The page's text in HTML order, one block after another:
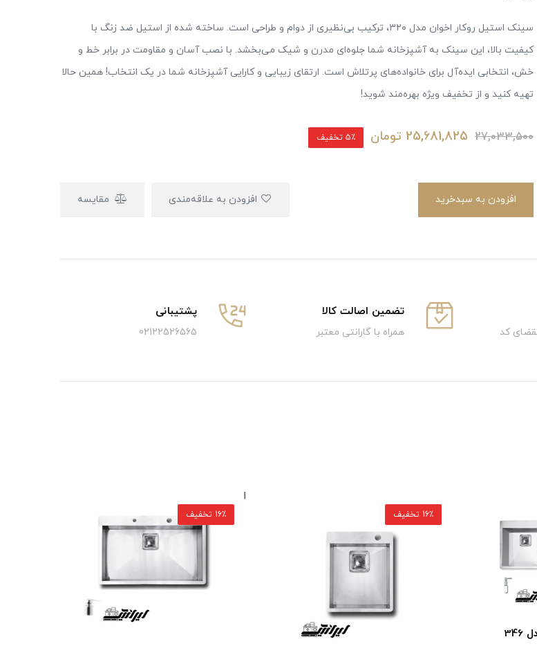
سینک استیل روکار اخوان مدل ۳۲۰، ترکیب بی‌نظیری از دوام و طراحی است. ساخته شده از استیل ضد زنگ با
کیفیت بالا، این سینک به آشپزخانه شما جلوه‌ای مدرن و شیک می‌بخشد. با نصب آسان و مقاومت در برابر خط و
خش، انتخابی ایده‌آل برای خانواده‌های پرتلاش است. ارتقای زیبایی و کارایی آشپزخانه شما در یک انتخاب! همین حالا
تهیه کنید و از تخفیف ویژه بهره‌مند شوید!
27,033,500
25,681,825 تومان 5٪ تخفیف
افزودن به سبدخرید مقایسه
کد
تضمین اصالت کالا
همراه با گارانتی معتبر
پشتیبانی
02122526565
16٪ تخفیف 16٪ تخفیف